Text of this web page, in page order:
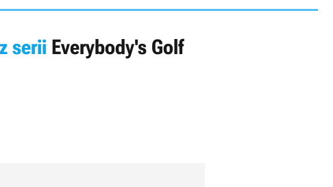
seriiEverybody's Golf